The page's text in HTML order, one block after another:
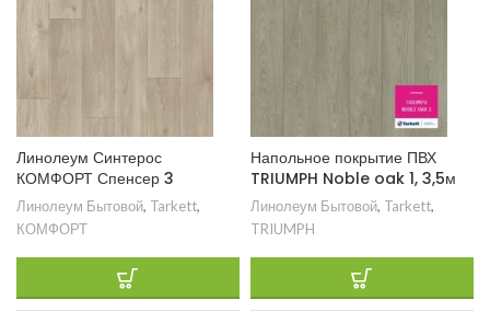
Линолеум Синтерос
КОМФОРТ Спенсер 3
Линолеум Бытовой, Tarkett,
КОМФОРТ
Напольное покрытие ПВХ
TRIUMPH Noble oak 1, 3,5м
Линолеум Бытовой, Tarkett,
TRIUMPH